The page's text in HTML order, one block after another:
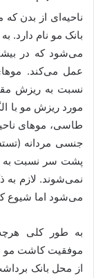
ناحیه‌ای از بدن
بانک مو نام دارد.
می‌شود که در
عمل می‌کند.
نسبت به ریزش
مورد ریزش مو با
طاسی، موهای
جنسی مردانه
پشت سر نسبت به
نمی‌شوند. لازم به
می‌شود اما شیوع
به طور کلی
موفقیت کاشت مو
از محل بانک